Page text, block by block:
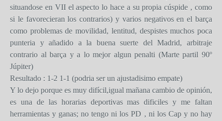
situandose en VII el aspecto lo hace a su propia cúspide , como
si le favorecieran los contrarios) y varios negativos en el barça
como problemas de movilidad, lentitud, despistes muchos poca
punteria y añadido a la buena suerte del Madrid, arbitraje
contrario al barça y a lo mejor algun penalti (Marte partil 90º
Júpiter)
Resultado : 1-2 1-1 (podria ser un ajustadisimo empate)
Y lo dejo porque es muy difícil,igual mañana cambio de opinión,
es una de las horarias deportivas mas dificiles y me faltan
herramientas y ganas; no tengo ni los PD , ni los Cap y no hay